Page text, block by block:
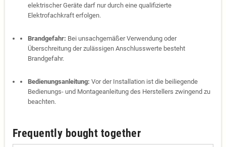
elektrischer Geräte darf nur durch eine qualifizierte
Elektrofachkraft erfolgen.
Brandgefahr: Bei unsachgemäßer Verwendung oder
Überschreitung der zulässigen Anschlusswerte besteht
Brandgefahr.
Bedienungsanleitung: Vor der Installation ist die beiliegende
Bedienungs- und Montageanleitung des Herstellers zwingend zu
beachten.
Frequently bought together